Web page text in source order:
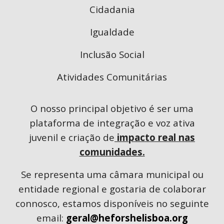
Cidadania
Igualdade
Inclusão Social
Atividades Comunitárias
O nosso principal objetivo é ser uma
plataforma de integração e voz ativa
juvenil e criação de impacto real nas
comunidades.
Se representa uma câmara municipal ou
entidade regional e gostaria de colaborar
connosco, estamos disponíveis no seguinte
email: geral@heforshelisboa.org